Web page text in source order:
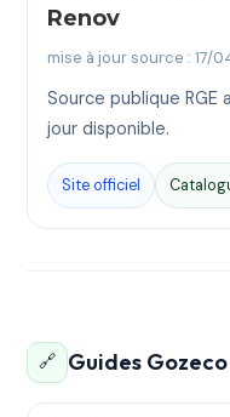
Renov
mise à jour source : 17/
Source publique
jour disponible.
Site officiel
🔗 Guides